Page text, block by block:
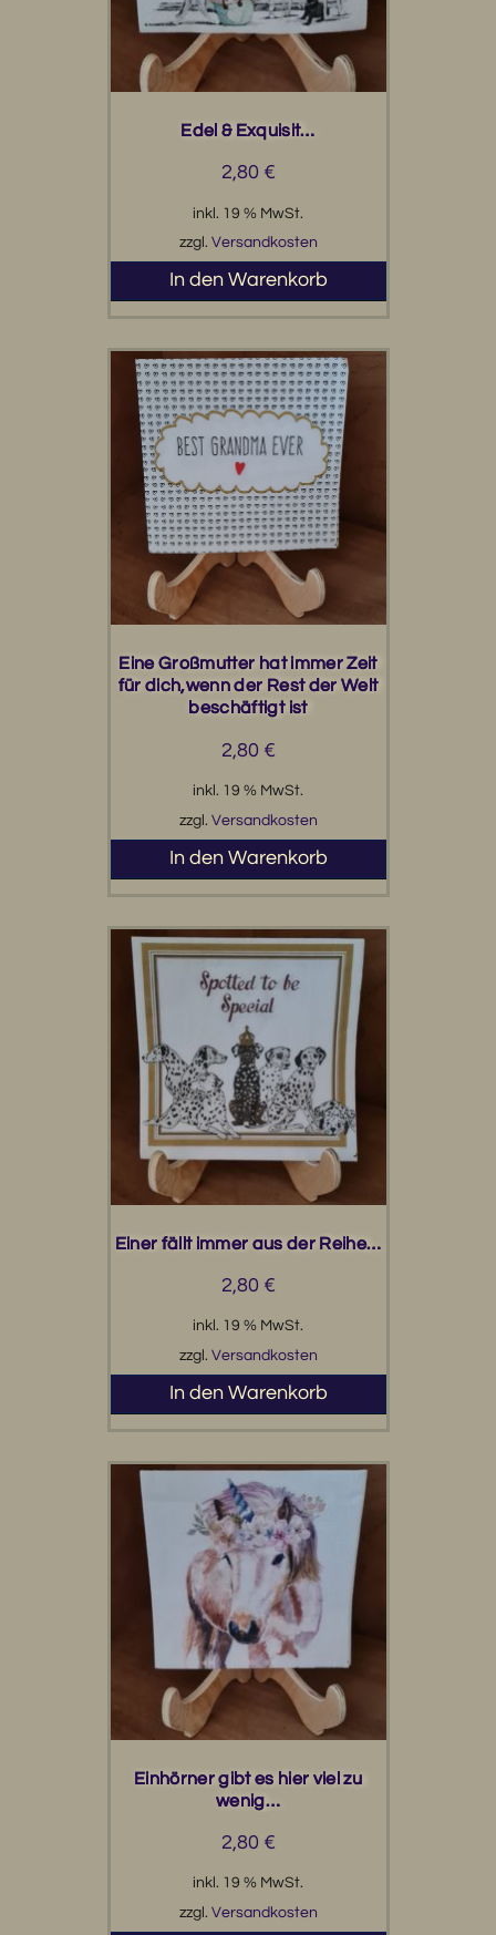
Edel & Exquisit…
2,80 €
inkl. 19 % MwSt.
zzgl. Versandkosten
In den Warenkorb
Eine Großmutter hat immer Zeit
für dich,wenn der Rest der Welt
beschäftigt ist
2,80 €
inkl. 19 % MwSt.
zzgl. Versandkosten
In den Warenkorb
Einer fällt immer aus der Reihe…
2,80 €
inkl. 19 % MwSt.
zzgl. Versandkosten
In den Warenkorb
Einhörner gibt es hier viel zu
wenig…
2,80 €
inkl. 19 % MwSt.
zzgl. Versandkosten